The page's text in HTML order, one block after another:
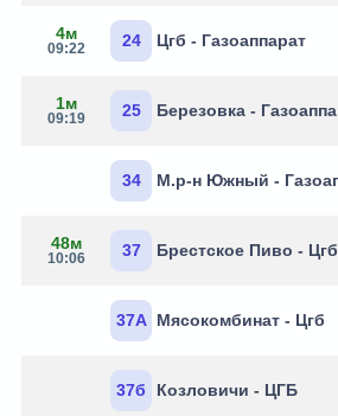
4м
09:22 24 Цгб - Газоаппарат
1м
09:19 25 Березовка -
34 М.р-н Южный -
48м
10:06 37 Брестское Пиво - Цгб
37А Мясокомбинат - Цгб
37б Козловичи - ЦГБ